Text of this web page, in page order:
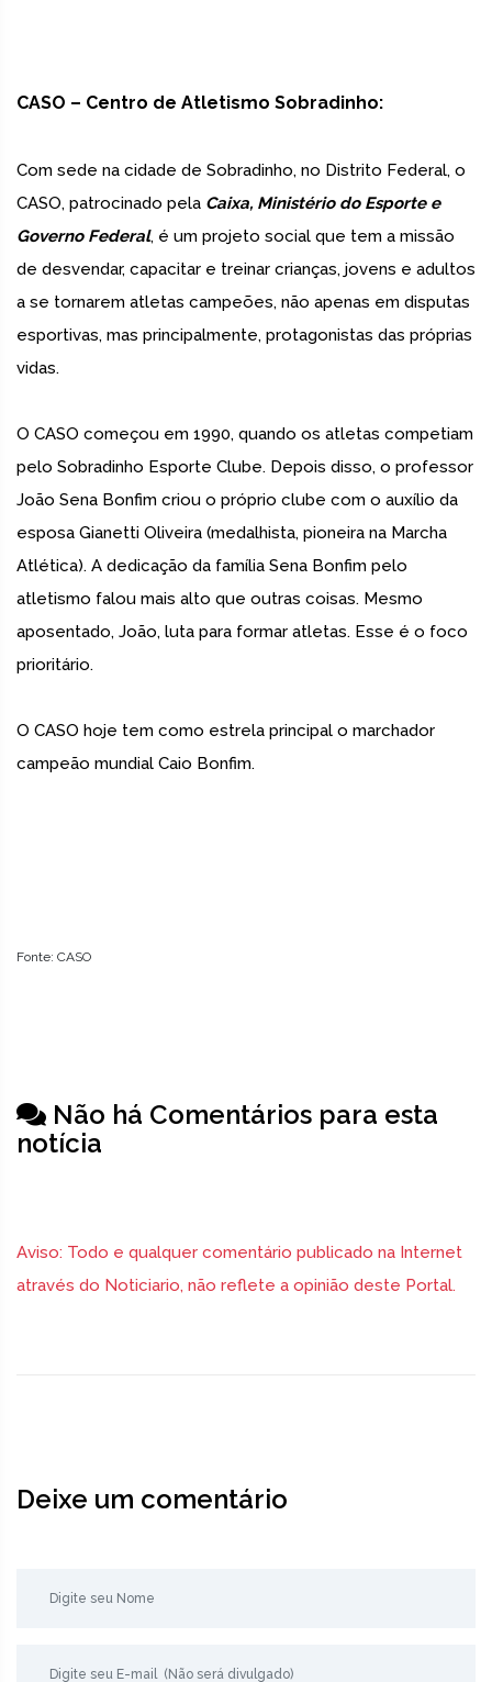
CASO – Centro de Atletismo Sobradinho:
Com sede na cidade de Sobradinho, no Distrito Federal, o
CASO, patrocinado pela Caixa, Ministério do Esporte e
Governo Federal, é um projeto social que tem a missão
de desvendar, capacitar e treinar crianças, jovens e adultos
a se tornarem atletas campeões, não apenas em disputas
esportivas, mas principalmente, protagonistas das próprias
vidas.
O CASO começou em 1990, quando os atletas competiam
pelo Sobradinho Esporte Clube. Depois disso, o professor
João Sena Bonfim criou o próprio clube com o auxílio da
esposa Gianetti Oliveira (medalhista, pioneira na Marcha
Atlética). A dedicação da família Sena Bonfim pelo
atletismo falou mais alto que outras coisas. Mesmo
aposentado, João, luta para formar atletas. Esse é o foco
prioritário.
O CASO hoje tem como estrela principal o marchador
campeão mundial Caio Bonfim.
Fonte: CASO
Não há Comentários para esta
notícia
Aviso: Todo e qualquer comentário publicado na Internet
através do Noticiario, não reflete a opinião deste Portal.
Deixe um comentário